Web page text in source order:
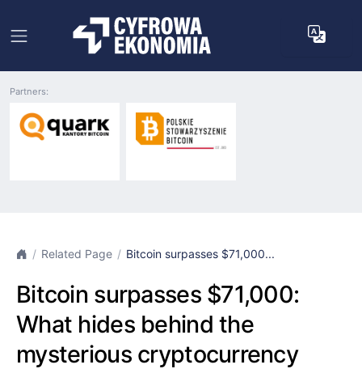
Partners:
Related Page Bitcoin surpasses $71,000...
Bitcoin surpasses $71,000:
What hides behind the
mysterious cryptocurrency